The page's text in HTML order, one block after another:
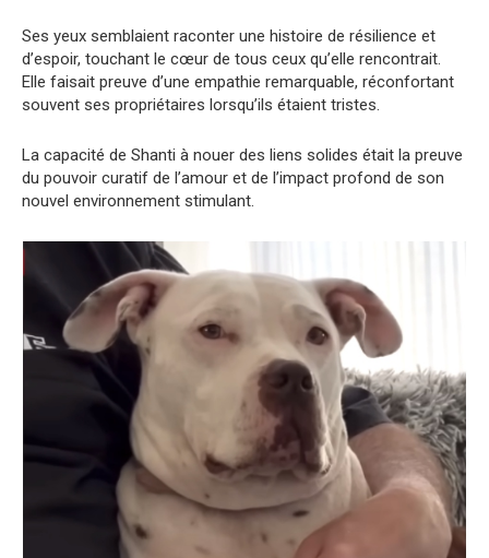
Ses yeux semblaient raconter une histoire de résilience et
d’espoir, touchant le cœur de tous ceux qu’elle rencontrait.
Elle faisait preuve d’une empathie remarquable, réconfortant
souvent ses propriétaires lorsqu’ils étaient tristes.
La capacité de Shanti à nouer des liens solides était la preuve
du pouvoir curatif de l’amour et de l’impact profond de son
nouvel environnement stimulant.